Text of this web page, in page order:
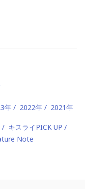
年 2022年 2021年
キスライPICK UP
Note